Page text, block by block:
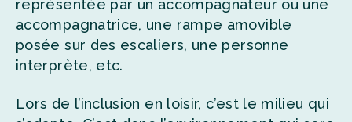
représentée par un accompagnateur ou une
accompagnatrice, une rampe amovible
posée sur des escaliers, une personne
interprète, etc.
Lors de l’inclusion en loisir, c’est le milieu qui